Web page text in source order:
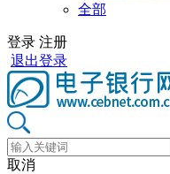
全部
登录 注册
退出登录
取消